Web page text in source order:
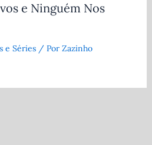
e Ninguém Nos
e Séries/ Por Zazinho